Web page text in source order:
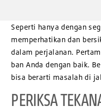
Seperti hanya dengan
memperhatikan dan
dalam perjalanan.
ban Anda dengan baik.
bisa berarti masalah di
PERIKSA